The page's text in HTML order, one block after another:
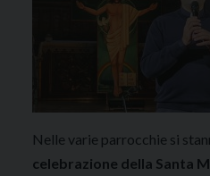
Nelle varie parrocchie si
celebrazione della Santa